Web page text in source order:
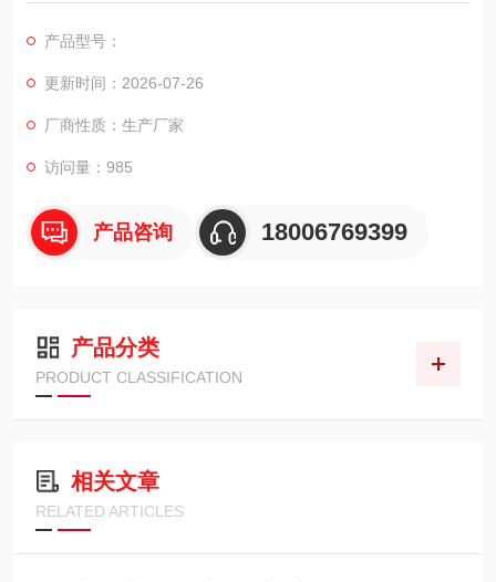
键,每个碳原子仍然保留1个自由电子来传输电荷。
产品型号：
更新时间：2026-07-26
厂商性质：生产厂家
访问量：985
产品咨询 18006769399
产品分类
PRODUCT CLASSIFICATION
相关文章
RELATED ARTICLES